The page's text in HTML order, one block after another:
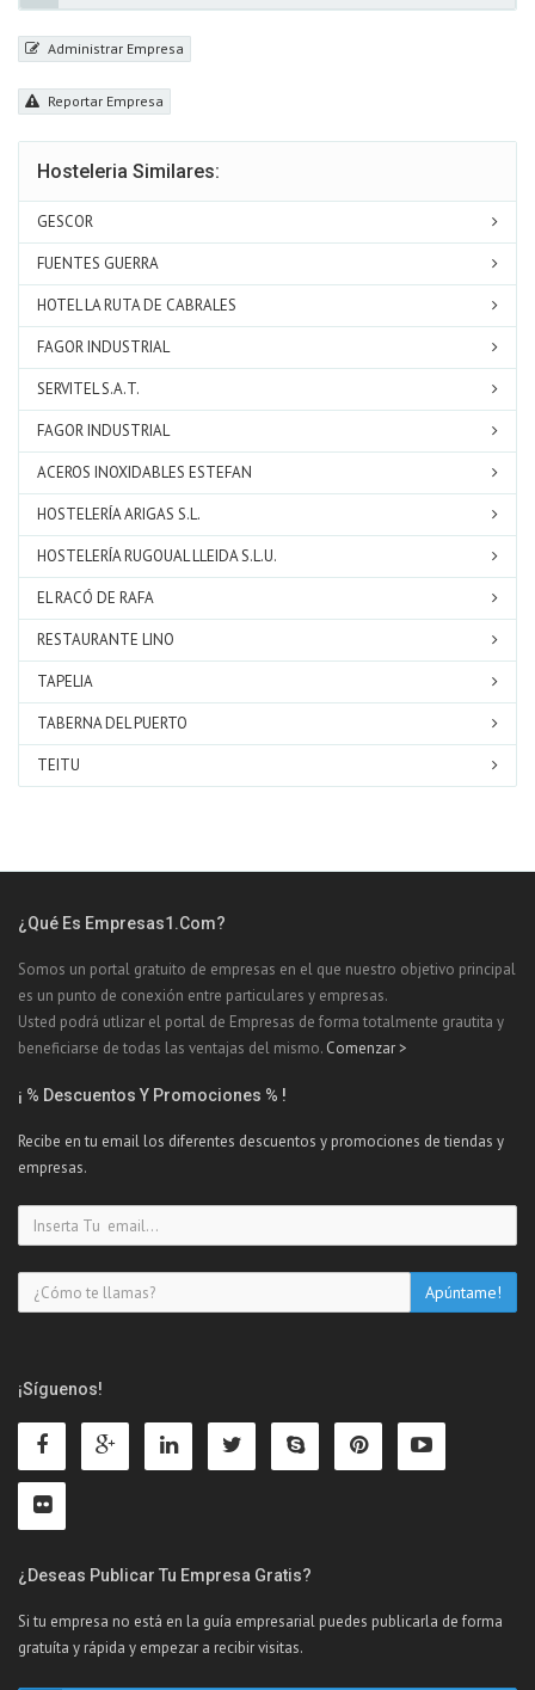
Administrar Empresa
Reportar Empresa
Hosteleria Similares:
GESCOR
FUENTES GUERRA
HOTEL LA RUTA DE CABRALES
FAGOR INDUSTRIAL
SERVITEL S.A.T.
FAGOR INDUSTRIAL
ACEROS INOXIDABLES ESTEFAN
HOSTELERÍA ARIGAS S.L.
HOSTELERÍA RUGOUAL LLEIDA S.L.U.
EL RACÓ DE RAFA
RESTAURANTE LINO
TAPELIA
TABERNA DEL PUERTO
TEITU
¿Qué Es Empresas1.com?
Somos un portal gratuito de empresas en el que nuestro objetivo principal
es un punto de conexión entre particulares y empresas.
Usted podrá utlizar el portal de Empresas de forma totalmente grautita y
beneficiarse de todas las ventajas del mismo. Comenzar >
¡ % Descuentos Y Promociones % !
Recibe en tu email los diferentes descuentos y promociones de tiendas y
empresas.
¡Síguenos!
¿Deseas Publicar Tu Empresa Gratis?
Si tu empresa no está en la guía empresarial puedes publicarla de forma
gratuíta y rápida y empezar a recibir visitas.